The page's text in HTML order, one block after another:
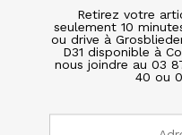
Quick View
Retirez votre
seulement 10
ou drive à
D31 disponible à
nous joindre au 03
40 ou